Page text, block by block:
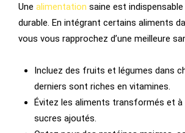
Une alimentation saine est
durable. En intégrant certains aliments
vous vous rapprochez d’une meilleure
Incluez des fruits et légumes dans
derniers sont riches en vitamines.
Évitez les aliments transformés et
sucres ajoutés.